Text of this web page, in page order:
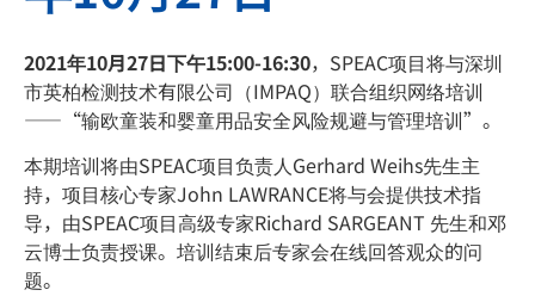
2021年10月27日下午15:00-16:30，SPEAC项目将与深圳
市英柏检测技术有限公司（IMPAQ）联合组织网络培训
——“输欧童装和婴童用品安全风险规避与管理培训”。
本期培训将由SPEAC项目负责人Gerhard Weihs先生主
持，项目核心专家John LAWRANCE将与会提供技术指
导，由SPEAC项目高级专家Richard SARGEANT 先生和邓
云博士负责授课。培训结束后专家会在线回答观众的问
题。